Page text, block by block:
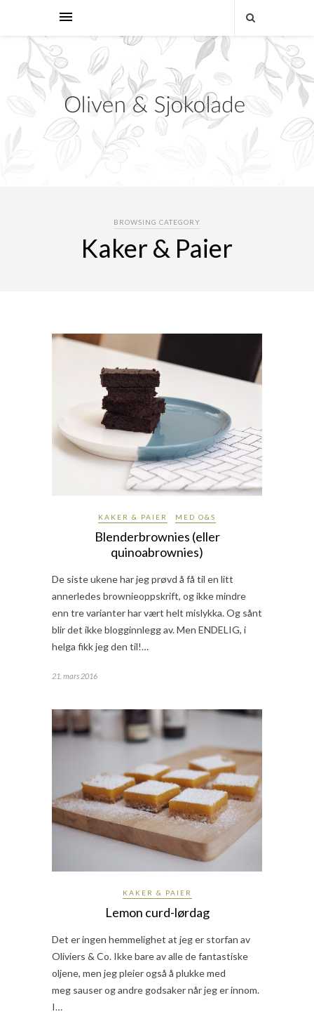
BROWSING CATEGORY
Kaker & Paier
KAKER & PAIER MED O&S
Blenderbrownies (eller
quinoabrownies)
De siste ukene har jeg prøvd å få til en litt
annerledes brownieoppskrift, og ikke mindre
enn tre varianter har vært helt mislykka. Og sånt
blir det ikke blogginnlegg av. Men ENDELIG, i
helga fikk jeg den til!…
21. mars 2016
KAKER & PAIER
Lemon curd-lørdag
Det er ingen hemmelighet at jeg er storfan av
Oliviers & Co. Ikke bare av alle de fantastiske
oljene, men jeg pleier også å plukke med
meg sauser og andre godsaker når jeg er innom.
I…